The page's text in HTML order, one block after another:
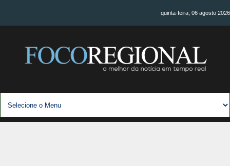
quinta-feira, 06 agosto 2026